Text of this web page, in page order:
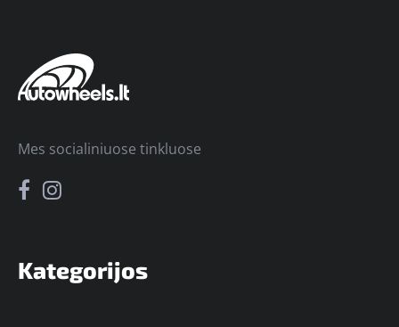
Kategorijos
Mes socialiniuose tinkluose